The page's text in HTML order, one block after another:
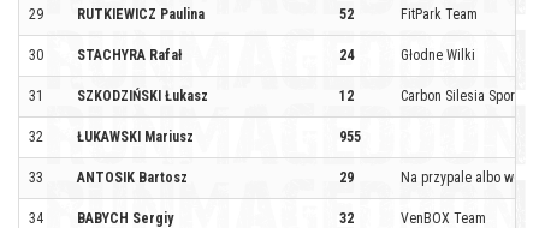
29 RUTKIEWICZ Paulina 52 FitPark Team
30 STACHYRA Rafał 24 Głodne Wilki
31 SZKODZIŃSKI Łukasz 12 Carbon Silesia Sport
32 ŁUKAWSKI Mariusz 955
33 ANTOSIK Bartosz 29 Na przypale albo
34 BABYCH Sergiy 32 VenBOX Team